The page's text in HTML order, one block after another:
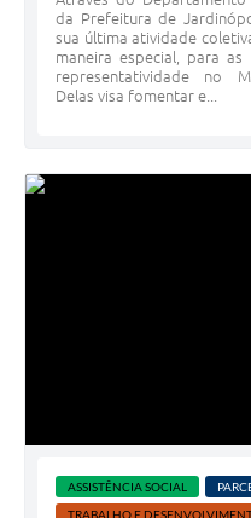
da Prefeitura de
sua última atividade
maneira especial, para
representatividade no
Delas visa fomentar e...
ASSISTÊNCIA SOCIAL
TRABALHO E